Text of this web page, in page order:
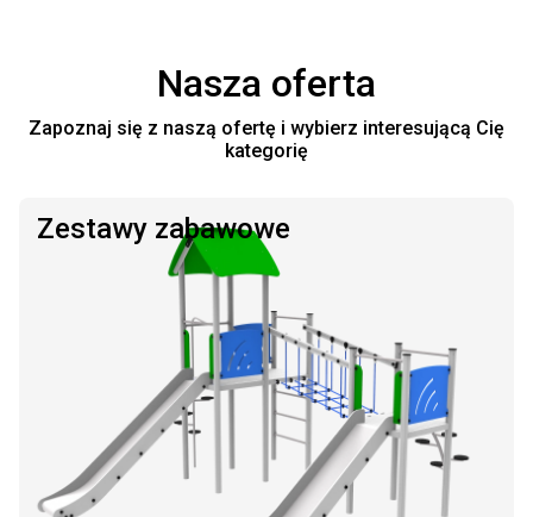
Nasza oferta
Zapoznaj się z naszą ofertę i wybierz interesującą Cię
kategorię
Zestawy zabawowe